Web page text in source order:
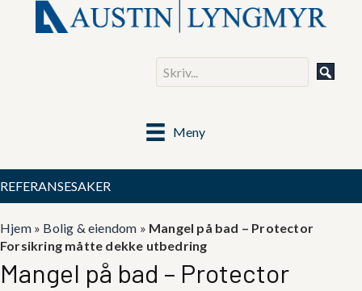
Meny
REFERANSESAKER
Hjem» Bolig & eiendom » Mangel på bad – Protector
Forsikring måtte dekke utbedring
Mangel på bad – Protector